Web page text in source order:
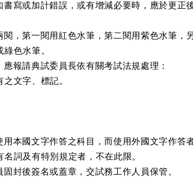
寫或加計錯誤，或有增減必要時，應於更正
，第一閱用紅色水筆，第二閱用紫色水筆，
色水筆。
報請典試委員長依有關考試法規處理：
文字、標記。
本國文字作答之科目，而使用外國文字作答
詞及有特別規定者，不在此限。
封後簽名或蓋章，交試務工作人員保管。